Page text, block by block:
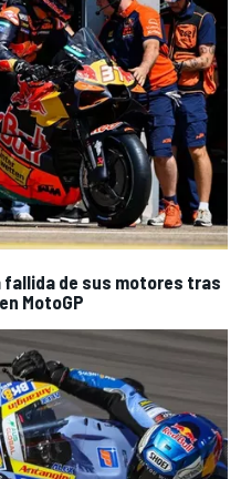
fallida de sus motores tras
MotoGP